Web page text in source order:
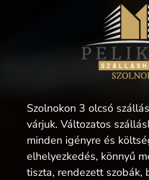
Szolnokon 3 olcsó
várjuk. Változatos
minden igényre és
elhelyezkedés, könnyű
tiszta, rendezett szobák,